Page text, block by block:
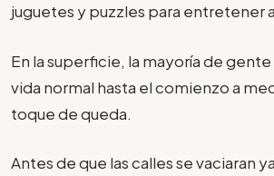
juguetes y puzzles para entretener
En la superficie, la mayoría de
vida normal hasta el comienzo a
toque de queda.
Antes de que las calles se vaciaran